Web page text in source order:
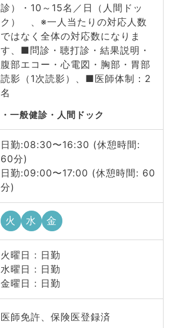
診）・10～15名／日（人間ドッ
ク） 、※一人当たりの対応人数
ではなく全体の対応数になりま
す、■問診・聴打診・結果説明・
腹部エコー・心電図・胸部・胃部
読影（1次読影）、■医師体制：2
名
一般健診・人間ドック
日勤:08:30〜16:30 (休憩時間:
60分)
日勤:09:00〜17:00 (休憩時間: 60
分)
火 水 金
火曜日 : 日勤
水曜日 : 日勤
金曜日 : 日勤
医師免許、保険医登録済